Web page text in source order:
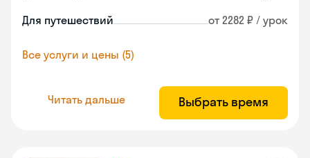
Для путешествий от 2282 ₽ / урок
Все услуги и цены (5)
Читать дальше Выбрать время